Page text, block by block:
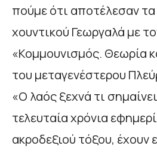
πούμε ότι αποτέλεσαν
χουντικού Γεωργαλά με
«Κομμουνισμός. Θεωρία
του μεταγενέστερου
«Ο λαός ξεχνά τι
τελευταία χρόνια
ακροδεξιού τόξου, έχουν